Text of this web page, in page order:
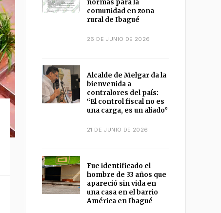
normas para la
comunidad en zona
rural de Ibagué
26 DE JUNIO DE 2026
Alcalde de Melgar da la
bienvenida a
contralores del país:
“El control fiscal no es
una carga, es un aliado”
21 DE JUNIO DE 2026
Fue identificado el
hombre de 33 años que
apareció sin vida en
una casa en el barrio
América en Ibagué